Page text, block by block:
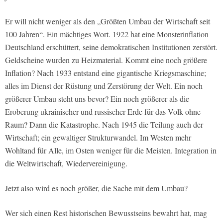
Er will nicht weniger als den „Größten Umbau der Wirtschaft seit
100 Jahren“. Ein mächtiges Wort. 1922 hat eine Monsterinflation
Deutschland erschüttert, seine demokratischen Institutionen zerstört.
Geldscheine wurden zu Heizmaterial. Kommt eine noch größere
Inflation? Nach 1933 entstand eine gigantische Kriegsmaschine;
alles im Dienst der Rüstung und Zerstörung der Welt. Ein noch
größerer Umbau steht uns bevor? Ein noch größerer als die
Eroberung ukrainischer und russischer Erde für das Volk ohne
Raum? Dann die Katastrophe. Nach 1945 die Teilung auch der
Wirtschaft; ein gewaltiger Strukturwandel. Im Westen mehr
Wohltand für Alle, im Osten weniger für die Meisten. Integration in
die Weltwirtschaft, Wiedervereinigung.
Jetzt also wird es noch größer, die Sache mit dem Umbau?
Wer sich einen Rest historischen Bewusstseins bewahrt hat, mag